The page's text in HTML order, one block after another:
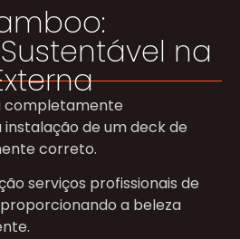
na
completamente
de um deck de
correto.
serviços profissionais de
a beleza